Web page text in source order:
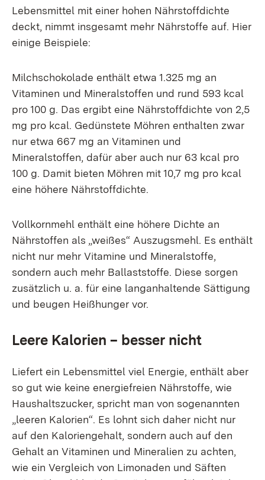
Lebensmittel mit einer hohen Nährstoffdichte
deckt, nimmt insgesamt mehr Nährstoffe auf. Hier
einige Beispiele:
Milchschokolade enthält etwa 1.325 mg an
Vitaminen und Mineralstoffen und rund 593 kcal
pro 100 g. Das ergibt eine Nährstoffdichte von 2,5
mg pro kcal. Gedünstete Möhren enthalten zwar
nur etwa 667 mg an Vitaminen und
Mineralstoffen, dafür aber auch nur 63 kcal pro
100 g. Damit bieten Möhren mit 10,7 mg pro kcal
eine höhere Nährstoffdichte.
Vollkornmehl enthält eine höhere Dichte an
Nährstoffen als „weißes“ Auszugsmehl. Es enthält
nicht nur mehr Vitamine und Mineralstoffe,
sondern auch mehr Ballaststoffe. Diese sorgen
zusätzlich u. a. für eine langanhaltende Sättigung
und beugen Heißhunger vor.
Leere Kalorien – besser nicht
Liefert ein Lebensmittel viel Energie, enthält aber
so gut wie keine energiefreien Nährstoffe, wie
Haushaltszucker, spricht man von sogenannten
„leeren Kalorien“. Es lohnt sich daher nicht nur
auf den Kaloriengehalt, sondern auch auf den
Gehalt an Vitaminen und Mineralien zu achten,
wie ein Vergleich von Limonaden und Säften